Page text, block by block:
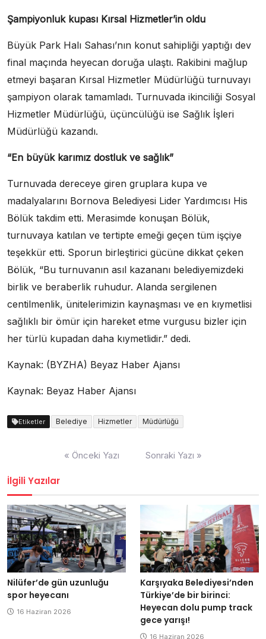
Şampiyonluk kupası Kırsal Hizmetler’in oldu
Büyük Park Halı Sahası’nın konut sahipliği yaptığı dev
final maçında heyecan doruğa ulaştı. Rakibini mağlup
etmeyi başaran Kırsal Hizmetler Müdürlüğü turnuvayı
şampiyon olarak tamamladı. Turnuvada ikinciliği Sosyal
Hizmetler Müdürlüğü, üçüncülüğü ise Sağlık İşleri
Müdürlüğü kazandı.
“En büyük karımız dostluk ve sağlık”
Turnuvada dereceye giren gruplara kupa ve
madalyalarını Bornova Belediyesi Lider Yardımcısı His
Bölük takdim etti. Merasimde konuşan Bölük,
turnuvaya katılan ve tertipte emeği geçen tüm işçiye
teşekkür etti. Sporun birleştirici gücüne dikkat çeken
Bölük, “Bu turnuvanın asıl kazananı belediyemizdeki
birlik ve beraberlik ruhudur. Alanda sergilenen
centilmenlik, ünitelerimizin kaynaşması ve en kıymetlisi
sağlıklı bir ömür için hareket etme vurgusu bizler için
her türlü kupadan daha kıymetlidir.” dedi.
Kaynak: (BYZHA) Beyaz Haber Ajansı
Kaynak: Beyaz Haber Ajansı
Etiketler Belediye Hizmetler Müdürlüğü
« Önceki Yazı Sonraki Yazı »
İlgili Yazılar
Nilüfer’de gün uzunluğu
spor heyecanı
16 Haziran 2026
Karşıyaka Belediyesi’nden
Türkiye’de bir birinci:
Heyecan dolu pump track
gece yarışı!
16 Haziran 2026